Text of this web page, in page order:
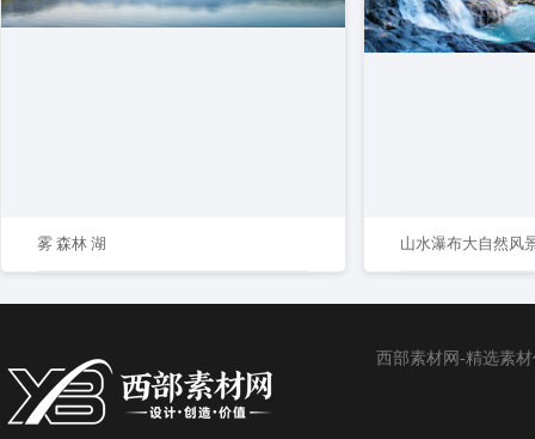
雾 森林 湖 山水瀑布大自然风
西部素材网-精选素